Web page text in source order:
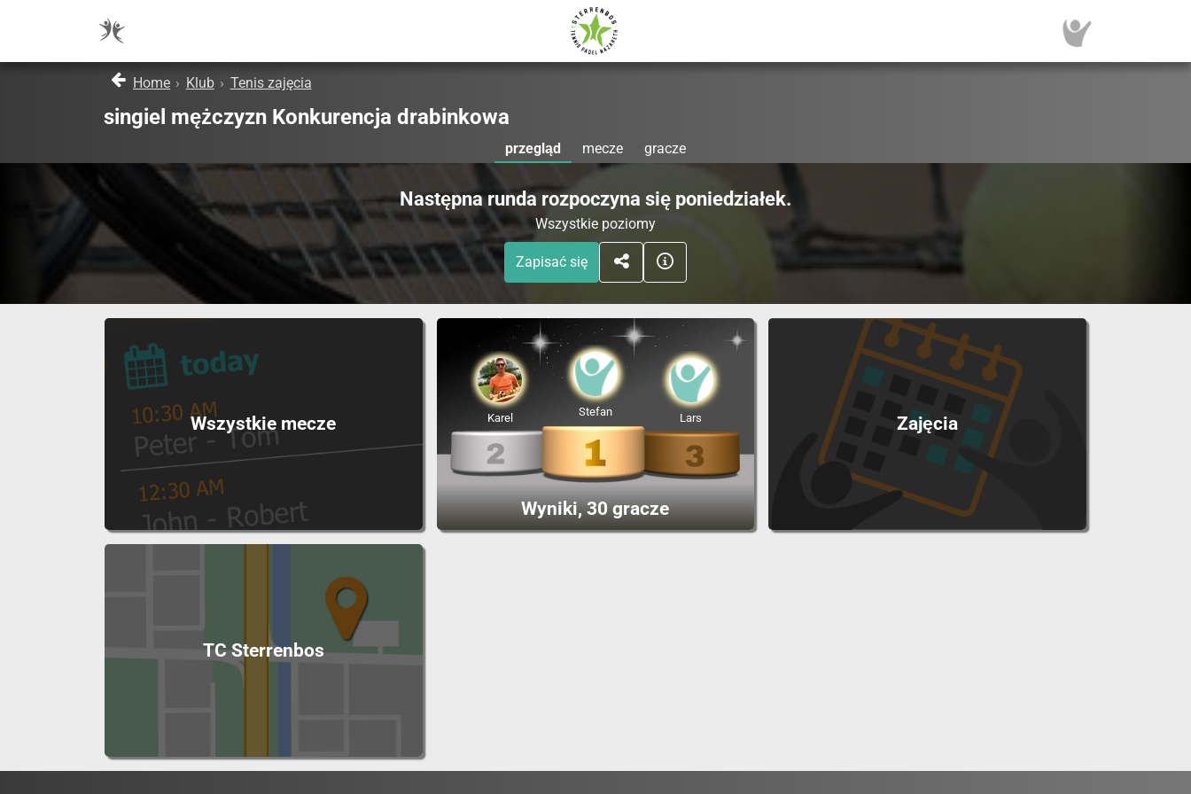
Home › Klub › Tenis zajęcia
singiel mężczyzn Konkurencja drabinkowa
przegląd mecze gracze
Następna runda rozpoczyna się poniedziałek.
Wszystkie poziomy
Zapisać się
Wszystkie mecze
Wyniki, 30 gracze
Stefan
Karel Lars Zajęcia
TC Sterrenbos